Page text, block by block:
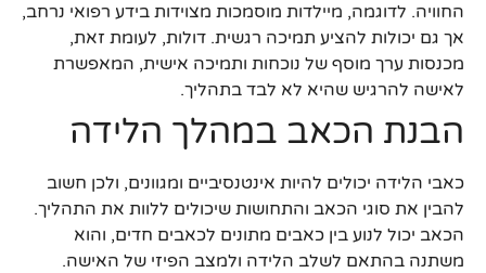
החוויה. לדוגמה, מיילדות מוסמכות מצוידות בידע רפואי נרחב,
אך גם יכולות להציע תמיכה רגשית. דולות, לעומת זאת,
מכנסות ערך מוסף של נוכחות ותמיכה אישית, המאפשרת
לאישה להרגיש שהיא לא לבד בתהליך.
הבנת הכאב במהלך הלידה
כאבי הלידה יכולים להיות אינטנסיביים ומגוונים, ולכן חשוב
להבין את סוגי הכאב והתחושות שיכולים ללוות את התהליך.
הכאב יכול לנוע בין כאבים מתונים לכאבים חדים, והוא
משתנה בהתאם לשלב הלידה ולמצב הפיזי של האישה.